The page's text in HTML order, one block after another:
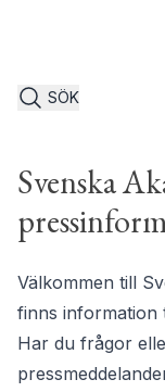
SÖK
Svenska
Välkommen till
finns information
Har du frågor